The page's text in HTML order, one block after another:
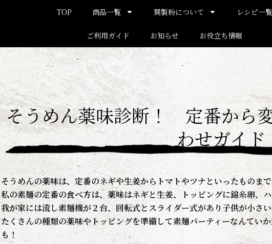
TOP 商品一覧 巽製粉について レシピ一覧
ご利用ガイド お知らせ お役立ち情報
そうめん薬味診断！ 定番から
わせガイド
そうめんの薬味は、定番のネギや生姜からトマトやツナといったものま
私の素麺の定番の食べ方は、薬味はネギと生姜、トッピングに錦糸卵、
我が家には流し素麺機が２台、回転式とスライダー式があり子供が小さ
たくさんの種類の薬味やトッピングを準備して素麺パーティーなんてい
も！